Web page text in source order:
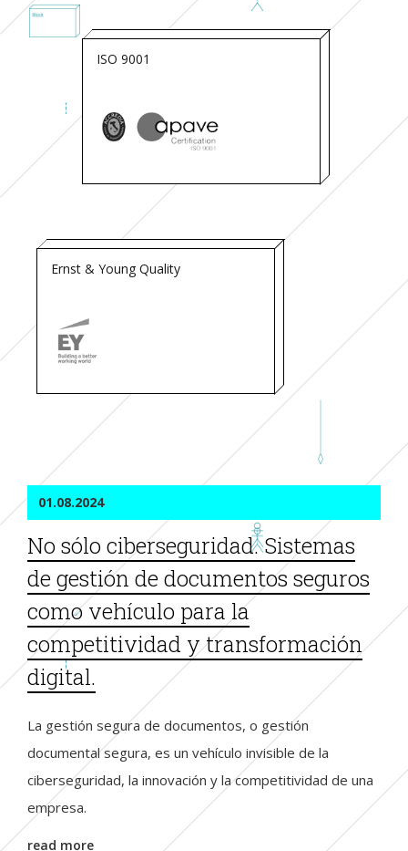
ISO 9001
Ernst & Young Quality
01.08.2024
No sólo ciberseguridad. Sistemas
de gestión de documentos seguros
como vehículo para la
competitividad y transformación
digital.
La gestión segura de documentos, o gestión
documental segura, es un vehículo invisible de la
ciberseguridad, la innovación y la competitividad de una
empresa.
read more